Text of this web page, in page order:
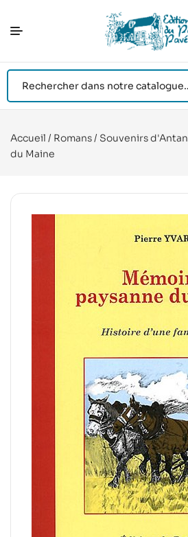
Accueil / Romans/ Souvenirs d'Antan
du Maine